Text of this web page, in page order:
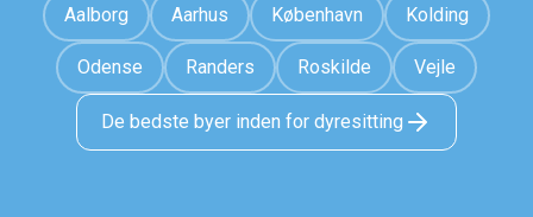
Aalborg Aarhus København Kolding
Odense Randers Roskilde Vejle
De bedste byer inden for dyresitting